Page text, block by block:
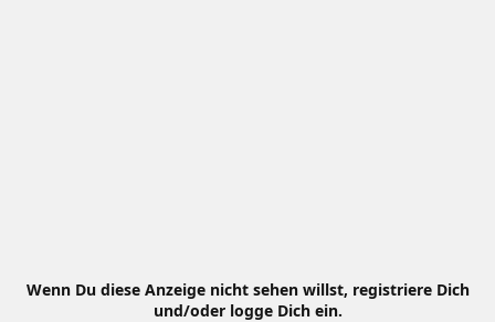
Wenn Du diese Anzeige nicht sehen willst, registriere Dich
und/oder logge Dich ein.